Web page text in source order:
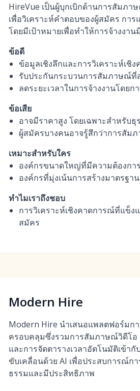
HireVue เป็นผู้บุกเบิกด้านการสัมภา
เพื่อวิเคราะห์คำตอบของผู้สมัคร กา
โดยมีเป้าหมายเพื่อทำให้การจ้างงา
ข้อดี
ข้อมูลเชิงลึกและการวิเคราะห์เชิ
รับประกันกระบวนการสัมภาษณ์ที่
ลดระยะเวลาในการจ้างงานโดย
ข้อเสีย
อาจมีราคาสูง โดยเฉพาะสำหรับธุ
ผู้สมัครบางคนอาจรู้สึกว่าการสัม
เหมาะสำหรับใคร
องค์กรขนาดใหญ่ที่มีความต้องกา
องค์กรที่มุ่งเน้นการสร้างมาตรฐ
ทำไมเราถึงชอบ
การวิเคราะห์เชิงคาดการณ์ที่แข็
สมัคร
Modern Hire
Modern Hire นำเสนอแพลตฟอร์มก
ครอบคลุมซึ่งรวมการสัมภาษณ์วิดีโอ
และการจัดตารางเวลาอัตโนมัติเข้า
ขับเคลื่อนด้วย AI เพื่อประสบการณ์กา
ธรรมและมีประสิทธิภาพ